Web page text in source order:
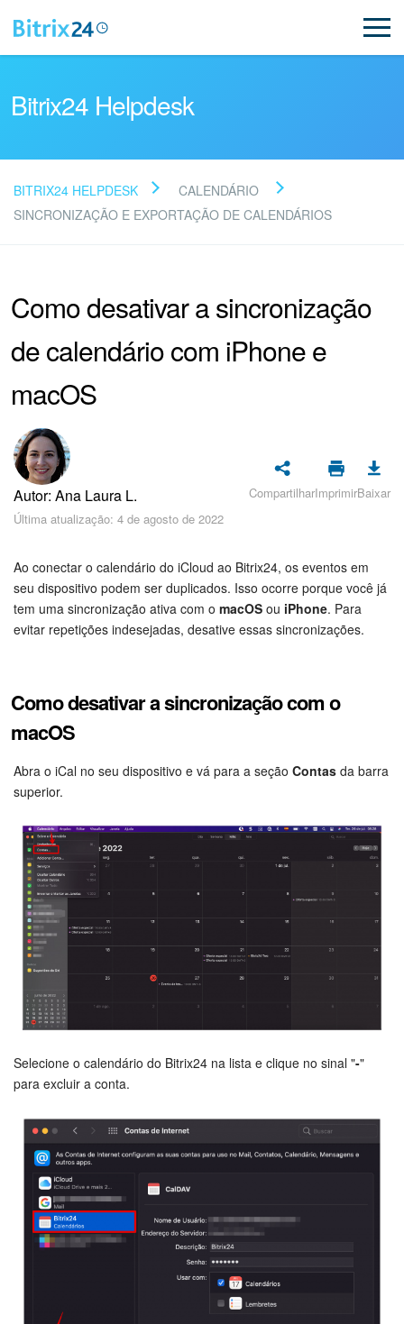
Leia as perguntas
Novo
Suporte do Bitrix24
Cadastro e Login no Bitrix24
Segurança
Como Começar?
Messenger
Bitrix24 Collabs
Bitrix24 Drive
Grupos de trabalho
Tarefas e Projetos
CRM
Agendamento on-line
CoPilot - IA no Bitrix24
Contact Center
Telefonia
Sales Center
Análise CRM
Criador de BI
Bitrix24 Helpdesk
BITRIX24 HELPDESK
CALENDÁRIO
SINCRONIZAÇÃO E EXPORTAÇÃO DE CALENDÁRIOS
Como desativar a sincronização
de calendário com iPhone e
macOS
Autor: Ana Laura L.
Última atualização: 4 de agosto de 2022
CompartilharImprimirBaixar
Ao conectar o calendário do iCloud ao Bitrix24, os eventos em
seu dispositivo podem ser duplicados. Isso ocorre porque você já
tem uma sincronização ativa com o macOS ou iPhone. Para
evitar repetições indesejadas, desative essas sincronizações.
Como desativar a sincronização com o
macOS
Abra o iCal no seu dispositivo e vá para a seção Contas da barra
superior.
Selecione o calendário do Bitrix24 na lista e clique no sinal "-"
para excluir a conta.